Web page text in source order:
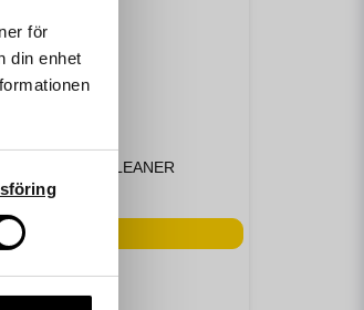
för
din enhet
MEGUIARS
WHEEL CLEANER
279 kr
I VARUKORGEN